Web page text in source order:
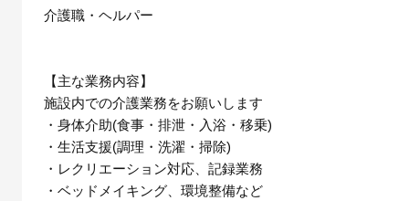
介護職・ヘルパー
【主な業務内容】
施設内での介護業務をお願いします
・身体介助(食事・排泄・入浴・移乗)
・生活支援(調理・洗濯・掃除)
・レクリエーション対応、記録業務
・ベッドメイキング、環境整備など